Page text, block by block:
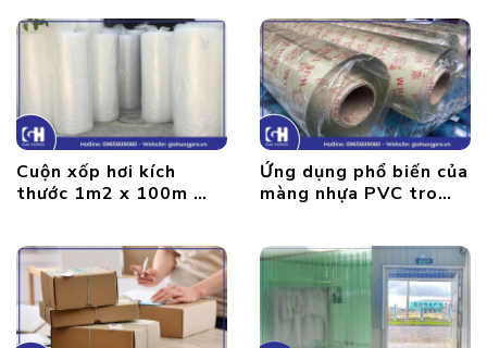
Cuộn xốp hơi kích
thước 1m2 x 100m giá
Ứng dụng phổ biến của
màng nhựa PVC trong